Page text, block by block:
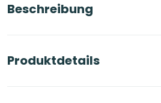
Beschreibung
Produktdetails